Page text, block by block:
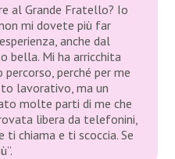
al Grande Fratello? Io
mi dovete più far
anche dal
bella. Mi ha arricchita
perché per me
lavorativo, ma un
molte parti di me che
libera da telefonini,
ti chiama e ti scoccia. Se